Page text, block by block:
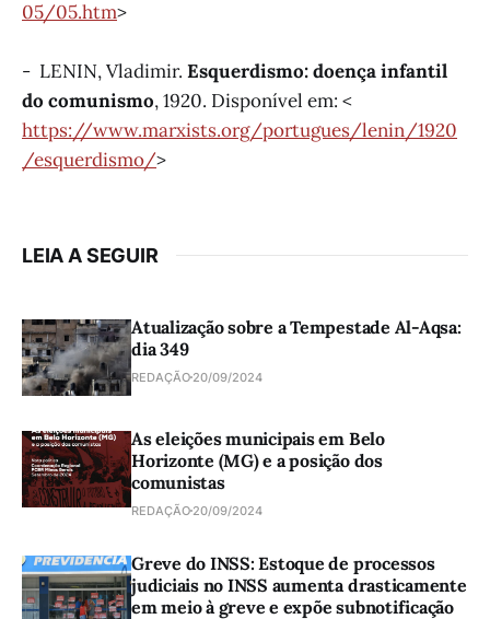
05/05.htm>
- LENIN, Vladimir. Esquerdismo: doença infantil
do comunismo, 1920. Disponível em: <
https://www.marxists.org/portugues/lenin/1920
/esquerdismo/>
LEIA A SEGUIR
Atualização sobre a Tempestade Al-Aqsa:
dia 349
REDAÇÃO 20/09/2024
As eleições municipais em Belo
Horizonte (MG) e a posição dos
comunistas
REDAÇÃO 20/09/2024
Greve do INSS: Estoque de processos
judiciais no INSS aumenta drasticamente
em meio à greve e expõe subnotificação